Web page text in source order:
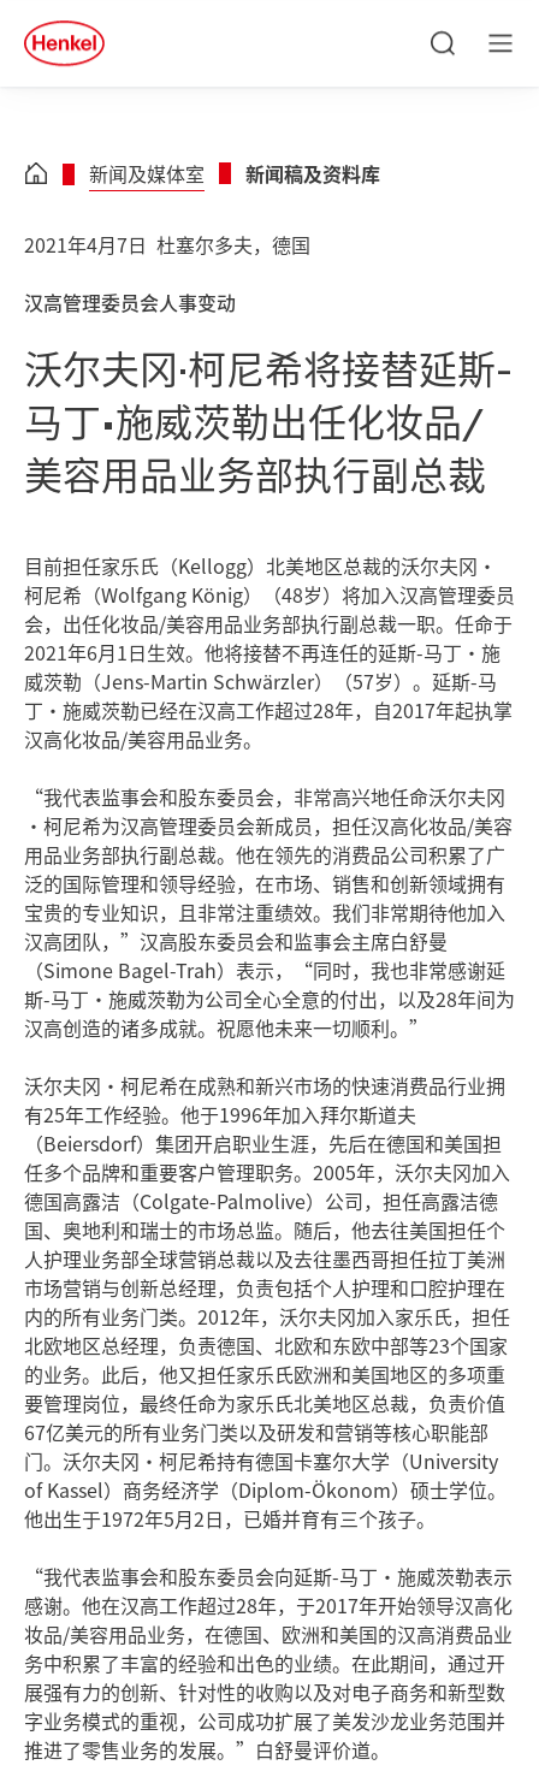
Skip to main content
Skip to footer
quick
search
新闻及媒体室 新闻稿及资料库
2021年4月7日 杜塞尔多夫，德国
汉高管理委员会人事变动
沃尔夫冈·柯尼希将接替延斯-
马丁•施威茨勒出任化妆品/
美容用品业务部执行副总裁
目前担任家乐氏（Kellogg）北美地区总裁的沃尔夫冈•
柯尼希（Wolfgang König）（48岁）将加入汉高管理委员
会，出任化妆品/美容用品业务部执行副总裁一职。任命于
2021年6月1日生效。他将接替不再连任的延斯-马丁•施
威茨勒（Jens-Martin Schwärzler）（57岁）。延斯-马
丁•施威茨勒已经在汉高工作超过28年，自2017年起执掌
汉高化妆品/美容用品业务。
“我代表监事会和股东委员会，非常高兴地任命沃尔夫冈
•柯尼希为汉高管理委员会新成员，担任汉高化妆品/美容
用品业务部执行副总裁。他在领先的消费品公司积累了广
泛的国际管理和领导经验，在市场、销售和创新领域拥有
宝贵的专业知识，且非常注重绩效。我们非常期待他加入
汉高团队，”汉高股东委员会和监事会主席白舒曼
（Simone Bagel-Trah）表示，“同时，我也非常感谢延
斯-马丁•施威茨勒为公司全心全意的付出，以及28年间为
汉高创造的诸多成就。祝愿他未来一切顺利。”
沃尔夫冈•柯尼希在成熟和新兴市场的快速消费品行业拥
有25年工作经验。他于1996年加入拜尔斯道夫
（Beiersdorf）集团开启职业生涯，先后在德国和美国担
任多个品牌和重要客户管理职务。2005年，沃尔夫冈加入
德国高露洁（Colgate-Palmolive）公司，担任高露洁德
国、奥地利和瑞士的市场总监。随后，他去往美国担任个
人护理业务部全球营销总裁以及去往墨西哥担任拉丁美洲
市场营销与创新总经理，负责包括个人护理和口腔护理在
内的所有业务门类。2012年，沃尔夫冈加入家乐氏，担任
北欧地区总经理，负责德国、北欧和东欧中部等23个国家
的业务。此后，他又担任家乐氏欧洲和美国地区的多项重
要管理岗位，最终任命为家乐氏北美地区总裁，负责价值
67亿美元的所有业务门类以及研发和营销等核心职能部
门。沃尔夫冈•柯尼希持有德国卡塞尔大学（University
of Kassel）商务经济学（Diplom-Ökonom）硕士学位。
他出生于1972年5月2日，已婚并育有三个孩子。
“我代表监事会和股东委员会向延斯-马丁•施威茨勒表示
感谢。他在汉高工作超过28年，于2017年开始领导汉高化
妆品/美容用品业务，在德国、欧洲和美国的汉高消费品业
务中积累了丰富的经验和出色的业绩。在此期间，通过开
展强有力的创新、针对性的收购以及对电子商务和新型数
字业务模式的重视，公司成功扩展了美发沙龙业务范围并
推进了零售业务的发展。”白舒曼评价道。